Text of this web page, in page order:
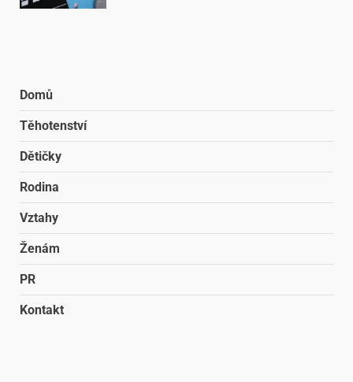
Domů
Těhotenství
Dětičky
Rodina
Vztahy
Ženám
PR
Kontakt